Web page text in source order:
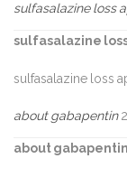
sulfasalazine loss
sulfasalazine
sulfasalazine loss
about gabapentin
about gabapentin